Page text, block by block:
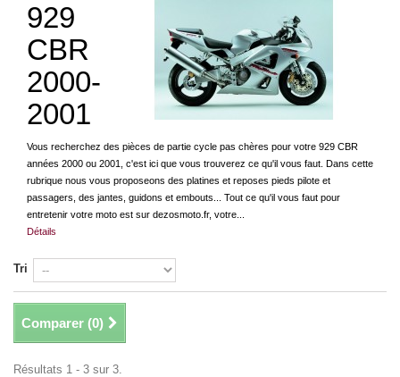
929
CBR
2000-
2001
Vous recherchez des pièces de partie cycle pas chères pour votre 929 CBR
années 2000 ou 2001, c'est ici que vous trouverez ce qu'il vous faut. Dans cette
rubrique nous vous proposeons des platines et reposes pieds pilote et
passagers, des jantes, guidons et embouts... Tout ce qu'il vous faut pour
entretenir votre moto est sur dezosmoto.fr, votre...
Détails
Tri
Comparer (0)
Résultats 1 - 3 sur 3.